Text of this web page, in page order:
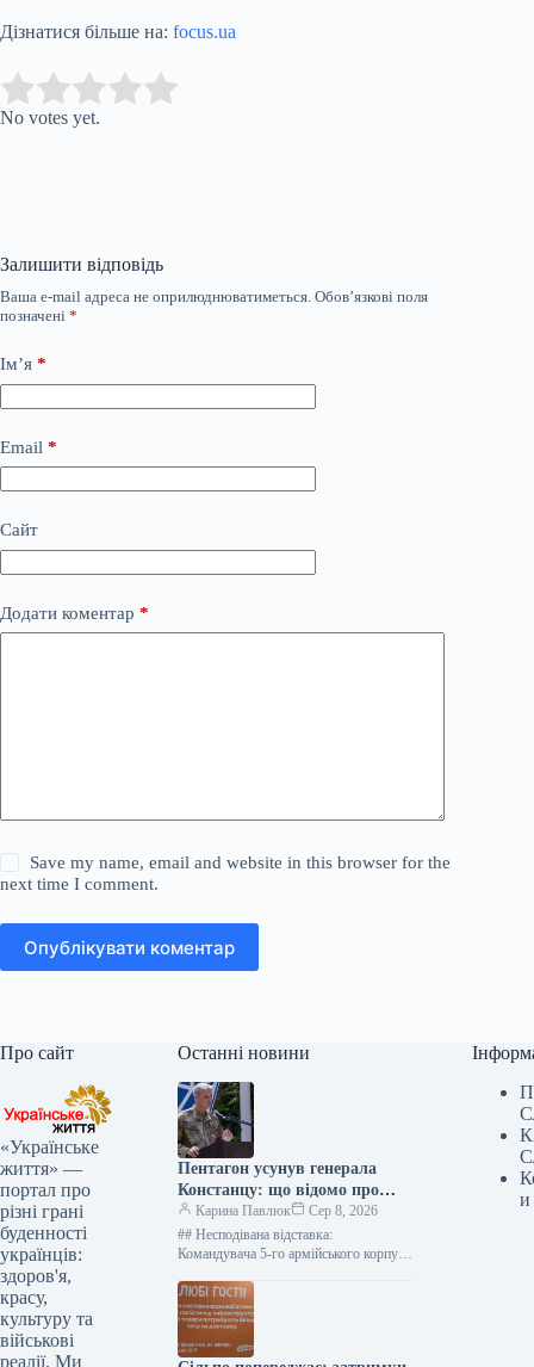
Дізнатися більше на: focus.ua
Rate this item:
No votes yet.
Залишити відповідь
Ваша e-mail адреса не оприлюднюватиметься. Обов’язкові поля
позначені *
Ім’я *
Email *
Сайт
Додати коментар *
Save my name, email and website in this browser for the
next time I comment.
Опублікувати коментар
Про сайт
«Українське
життя» —
портал про
різні грані
буденності
українців:
здоров'я,
красу,
культуру та
військові
реалії. Ми
Останні новини
Пентагон усунув генерала
Констанцу: що відомо про
рішення щодо військової
допомоги Україні
Карина Павлюк
Сер 8, 2026
## Несподівана відставка:
Командувача 5-го армійського корпусу
виконання обов’язків ### Термінове
звільнення високопосадовця
Міністерство оборони…
и